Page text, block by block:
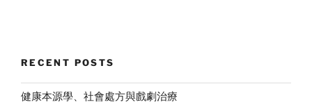
RECENT POSTS
健康本源學、社會處方與戲劇治療